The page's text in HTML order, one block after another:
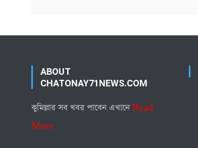
ABOUT
CHATONAY71NEWS.COM
কুমিল্লার সব খবর পাবেন এখানেRead
More